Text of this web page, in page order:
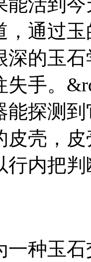
活到今
，通过
深的玉
失手。
能探测
皮壳，
行内把
种玉石